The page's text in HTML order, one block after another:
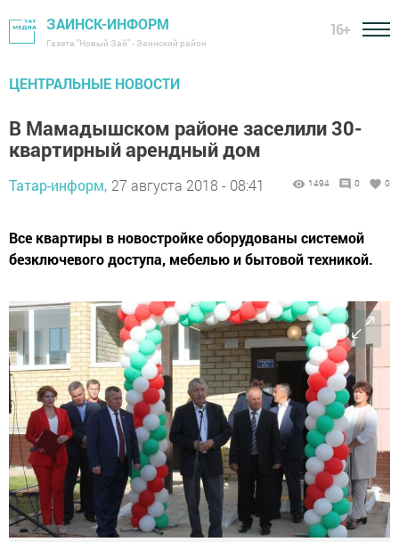
ЗАИНСК-ИНФОРМ
Газета "Новый Зай" - Заинский район
16+
ЦЕНТРАЛЬНЫЕ НОВОСТИ
В Мамадышском районе заселили 30-
квартирный арендный дом
Татар-информ, 27 августа 2018 - 08:41 1494 0 0
Все квартиры в новостройке оборудованы системой
безключевого доступа, мебелью и бытовой техникой.